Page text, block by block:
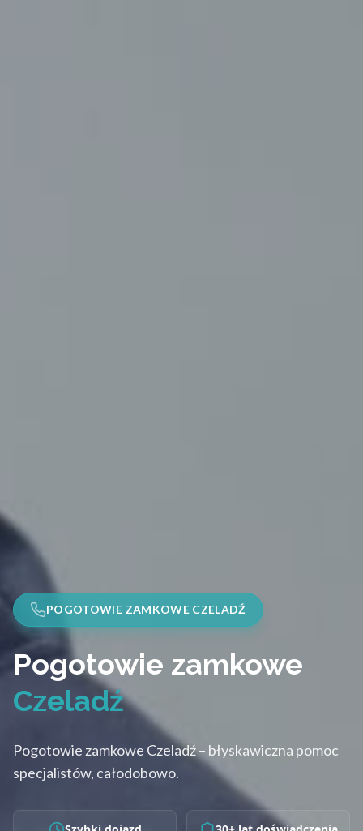
POGOTOWIE ZAMKOWE CZELADŹ
Pogotowie zamkowe
Czeladź
Pogotowie zamkowe Czeladź – błyskawiczna pomoc
specjalistów, całodobowo.